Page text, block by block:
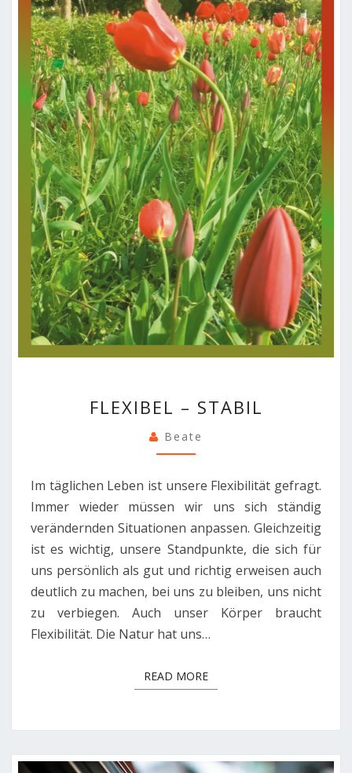
–
FLEXIBEL – STABIL
Beate
Im täglichen Leben ist unsere Flexibilität gefragt.
Immer wieder müssen wir uns sich ständig
verändernden Situationen anpassen. Gleichzeitig
ist es wichtig, unsere Standpunkte, die sich für
uns persönlich als gut und richtig erweisen auch
deutlich zu machen, bei uns zu bleiben, uns nicht
zu verbiegen. Auch unser Körper braucht
Flexibilität. Die Natur hat uns…
READ MOREREAD MORE